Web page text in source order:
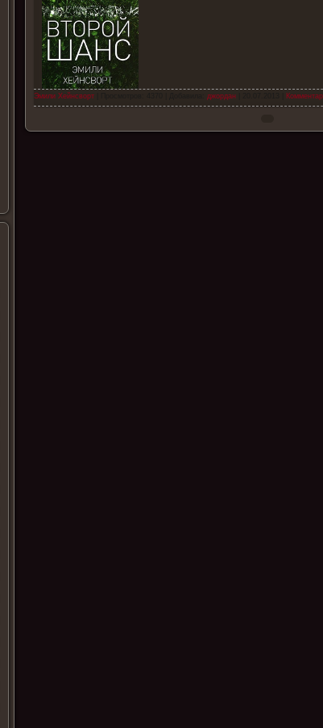
Эмили Хейнсворт| Просмотров: 4370 | Добавила: джордан|